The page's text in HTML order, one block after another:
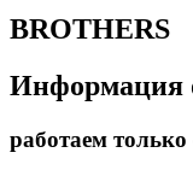
BROTHERS
Информация
работаем